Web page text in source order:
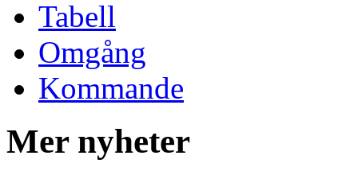
Tabell
Omgång
Kommande
Mer nyheter